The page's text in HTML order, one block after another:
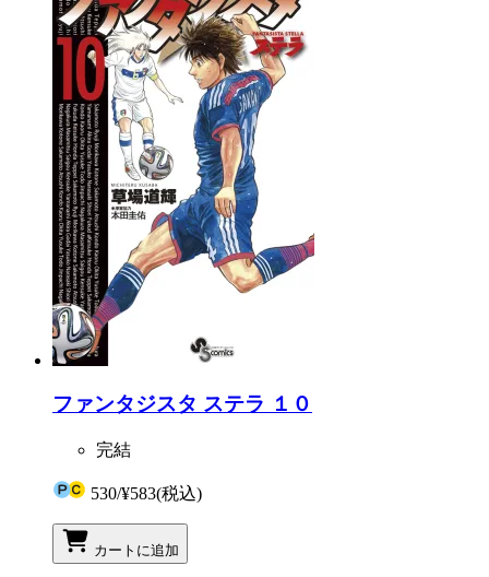
ファンタジスタ ステラ １０
完結
530/¥583(税込)
カートに追加